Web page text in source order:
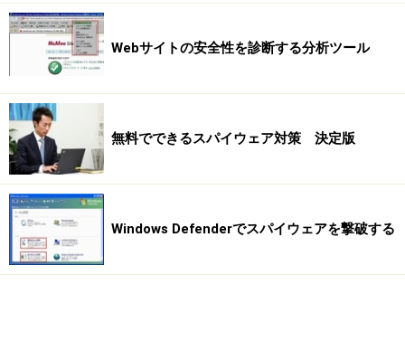
Webサイトの安全性を診断する分析ツール
無料でできるスパイウェア対策 決定版
Windows Defenderでスパイウェアを撃破する